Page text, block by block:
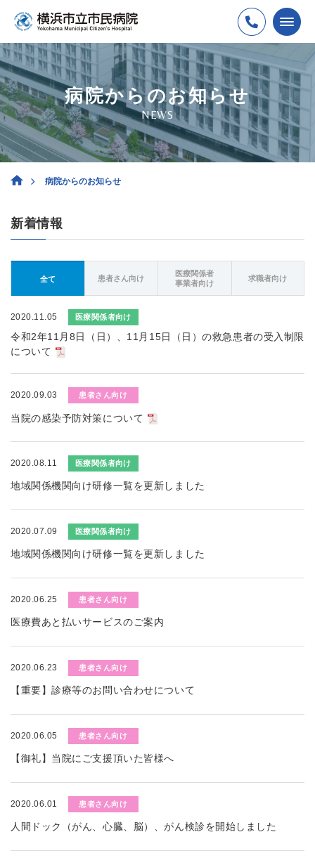
病院からのお知らせ
NEWS
病院からのお知らせ
新着情報
全て 患者さん向け
医療関係者
事業者向け
求職者向け
2020.11.05 医療関係者向け
令和2年11月8日（日）、11月15日（日）の救急患者の受入制限
について
2020.09.03 患者さん向け
当院の感染予防対策について
2020.08.11 医療関係者向け
地域関係機関向け研修一覧を更新しました
2020.07.09 医療関係者向け
地域関係機関向け研修一覧を更新しました
2020.06.25 患者さん向け
医療費あと払いサービスのご案内
2020.06.23 患者さん向け
【重要】診療等のお問い合わせについて
2020.06.05 患者さん向け
【御礼】当院にご支援頂いた皆様へ
2020.06.01 患者さん向け
人間ドック（がん、心臓、脳）、がん検診を開始しました